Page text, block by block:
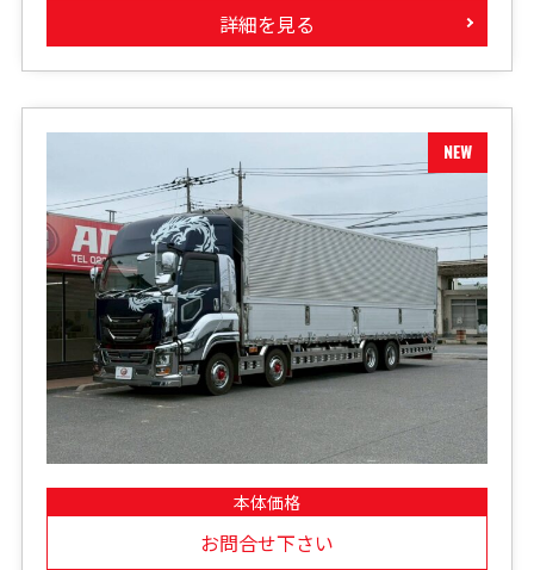
詳細を見る
本体価格
お問合せ下さい